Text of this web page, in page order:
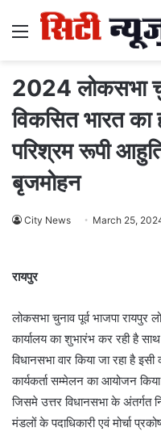
Menu
2024 लोकसभा
विकसित भारत का
परिश्रम रूपी
बृजमोहन
City News March 25,
रायपुर
लोकसभा चुनाव पूर्व भाजपा
कार्यालय का शुभारंभ कर रही है
विधानसभा वार किया जा रहा है
कार्यकर्ता सम्मेलन का आयोजन
जिसमे उत्तर विधानसभा के अंतर्गत
मंडलों के पदाधिकारी एवं मोर्चा